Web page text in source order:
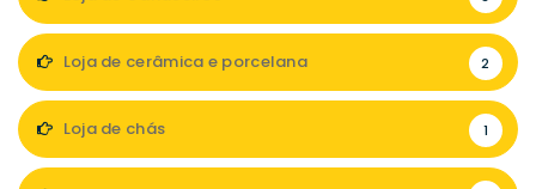
Loja de cerâmica e porcelana 2
Loja de chás 1